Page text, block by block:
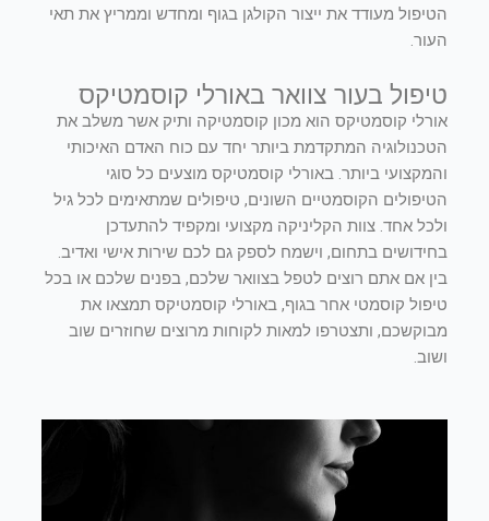
הטיפול מעודד את ייצור הקולגן בגוף ומחדש וממריץ את תאי
העור.
טיפול בעור צוואר באורלי קוסמטיקס
אורלי קוסמטיקס הוא מכון קוסמטיקה ותיק אשר משלב את
הטכנולוגיה המתקדמת ביותר יחד עם כוח האדם האיכותי
והמקצועי ביותר. באורלי קוסמטיקס מוצעים כל סוגי
הטיפולים הקוסמטיים השונים, טיפולים שמתאימים לכל גיל
ולכל אחד. צוות הקליניקה מקצועי ומקפיד להתעדכן
בחידושים בתחום, וישמח לספק גם לכם שירות אישי ואדיב.
בין אם אתם רוצים לטפל בצוואר שלכם, בפנים שלכם או בכל
טיפול קוסמטי אחר בגוף, באורלי קוסמטיקס תמצאו את
מבוקשכם, ותצטרפו למאות לקוחות מרוצים שחוזרים שוב
ושוב.